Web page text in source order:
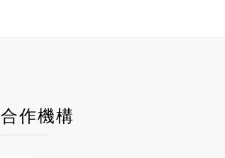
合作機構
r
e
r
e
N
e
x
N
e
x